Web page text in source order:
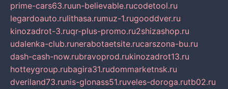
prime-cars63.ruun-believable.rucodetool.ru
legardoauto.rulithasa.rumuz-1.rugooddver.ru
kinozadrot-3.ruqr-plus-promo.ru2shizashop.ru
udalenka-club.runerabotaetsite.rucarszona-bu.ru
dash-cash-now.rubravoprod.rukinozadrot13.ru
hotteygroup.rubagira31.rudommarketnsk.ru
dveriland73.runis-glonass51.ruveles-doroga.rutb02.ru